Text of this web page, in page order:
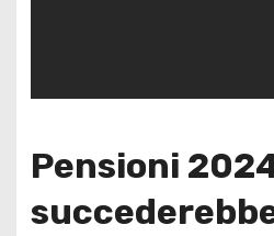
Pensioni